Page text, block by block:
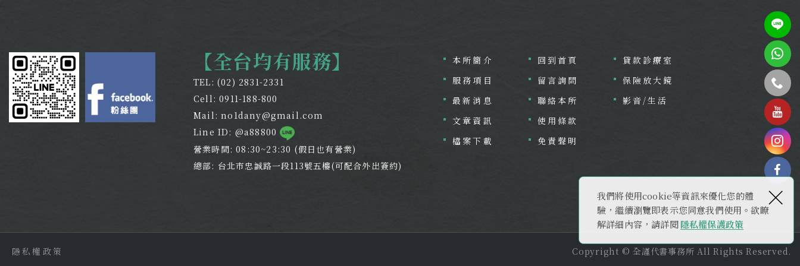
我們將使用cookie等資訊來優化您的體
驗，繼續瀏覽即表示您同意我們使用。欲瞭
解詳細內容，請詳閱隱私權保護政策
×
tel
【全台均有服務】
TEL: (02) 2831-2331
Cell:0911-188-800
Mail:no1dany@gmail.com
Line ID: @a88800
營業時間: 08:30~23:30 (假日也有營業)
總部: 台北市忠誠路一段113號五樓(可配合外出簽約)
本所簡介
服務項目
最新消息
文章資訊
檔案下載
回到首頁
留言詢問
聯絡本所
使用條款
免責聲明
貸款診療室
保險放大鏡
影音/生活
隱私權政策 Copyright © 全謹代書事務所 All Rights Reserved.